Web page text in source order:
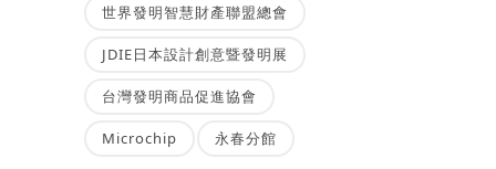
世界發明智慧財產聯盟總會
JDIE日本設計創意暨發明展
台灣發明商品促進協會
Microchip 永春分館